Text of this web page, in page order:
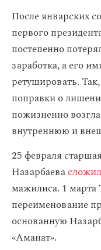
После январских
первого
постепенно
заработка, а его
ретушировать.
поправки о
пожизненно
внутреннюю и
25 февраля
Назарбаева
мажилиса. 1 марта
переименование
основанную
«Аманат».